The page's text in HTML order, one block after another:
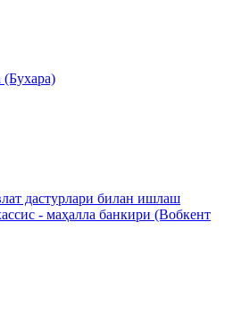
дастурлари билан ишлаш
- маҳалла банкири (Вобкент